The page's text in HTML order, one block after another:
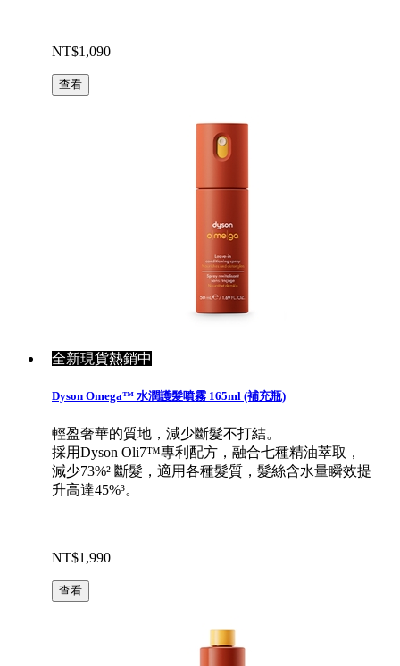
NT$1,090
查看
全新現貨熱銷中
Dyson Omega™ 水潤護髮噴霧 165ml (補充瓶)
輕盈奢華的質地，減少斷髮不打結。
採用Dyson Oli7™專利配方，融合七種精油萃取，
減少73%² 斷髮，適用各種髮質​，髮絲含水量瞬效提
升高達45%³。
NT$1,990
查看